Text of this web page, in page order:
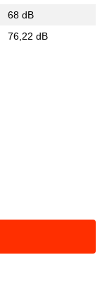
68 dB
76,22 dB